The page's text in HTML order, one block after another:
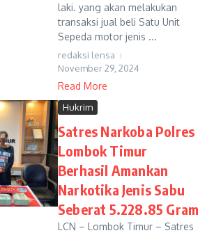
laki. yang akan melakukan
transaksi jual beli Satu Unit
Sepeda motor jenis ...
redaksi lensa
November 29, 2024
Read More
Hukrim
Satres Narkoba Polres
Lombok Timur
Berhasil Amankan
Narkotika Jenis Sabu
Seberat 5.228.85 Gram
LCN – Lombok Timur – Satres